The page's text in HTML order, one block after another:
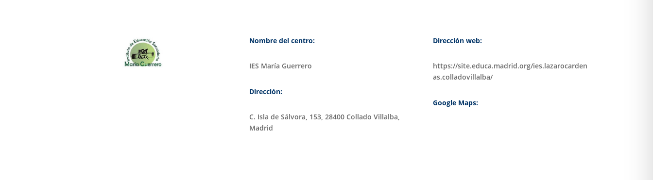
Nombre del centro:
IES María Guerrero
Dirección:
C. Isla de Sálvora, 153, 28400 Collado Villalba,
Madrid
Dirección web:
https://site.educa.madrid.org/ies.lazarocarden
as.colladovillalba/
Google Maps: